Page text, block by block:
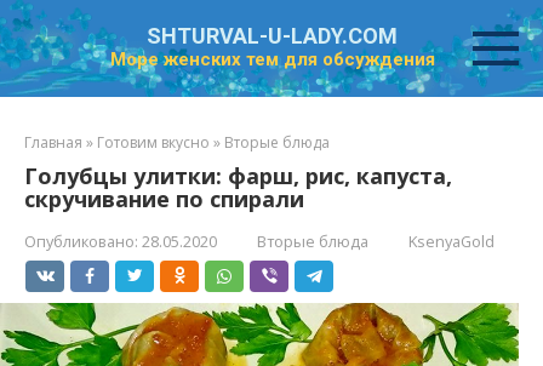
Перейти
к
контенту
SHTURVAL-U-LADY.COM
Море женских тем для обсуждения
Главная » Готовим вкусно » Вторые блюда
Голубцы улитки: фарш, рис, капуста,
скручивание по спирали
Опубликовано: 28.05.2020 Вторые блюда KsenyaGold